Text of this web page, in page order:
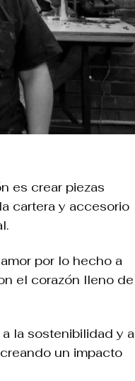
es crear piezas
cartera y accesorio
por lo hecho a
el corazón lleno de
la sostenibilidad y a
un impacto